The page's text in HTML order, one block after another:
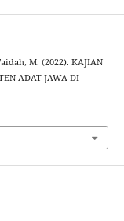
M. (2022). KAJIAN
ADAT JAWA DI